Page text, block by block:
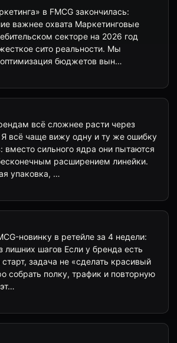
в FMCG закончилась:
важнее охвата Маркетинговые
секторе на 2026 год
сито реальности. Мы
бюджетов вын…
всё сложнее расти через
всё чаще вижу одну и ту же ошибку
вместо сильного ядра они пытаются
расширением линейки.
упаковка, …
новинку в ретейле за 4 недели:
лишних шагов Если у бренда есть
задача не «сделать красивый
собрать полку, трафик и повторную